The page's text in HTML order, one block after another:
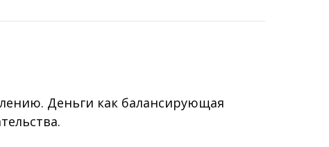
Деньги как балансирующая